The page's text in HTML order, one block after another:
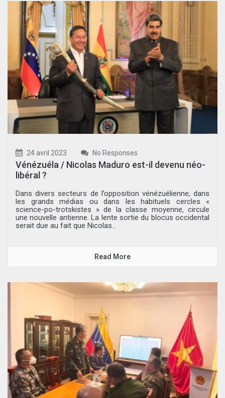
24 avril 2023 No Responses
Vénézuéla / Nicolas Maduro est-il devenu néo-
libéral ?
Dans divers secteurs de l’opposition vénézuélienne, dans
les grands médias ou dans les habituels cercles «
science-po-trotskistes » de la classe moyenne, circule
une nouvelle antienne. La lente sortie du blocus occidental
serait due au fait que Nicolas...
Read More